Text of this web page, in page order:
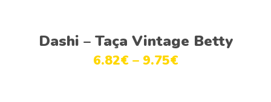
Ver opções
Dashi – Taça Vintage Betty
6.82€ – 9.75€